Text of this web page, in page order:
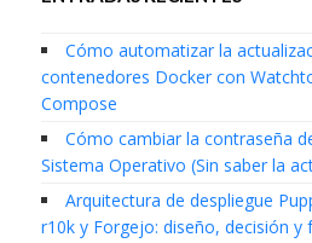
Cómo automatizar la
contenedores Docker con
Compose
Cómo cambiar la contraseña
Sistema Operativo (Sin saber la
Arquitectura de despliegue
r10k y Forgejo: diseño, decisión y